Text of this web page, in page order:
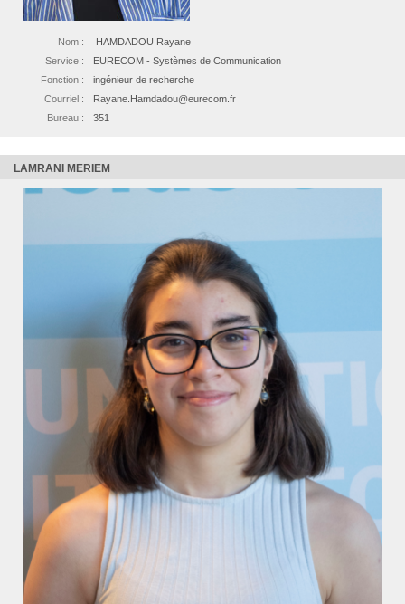
Nom :
HAMDADOU Rayane
Service :
EURECOM - Systèmes de Communication
Fonction :
ingénieur de recherche
Courriel :
Rayane.Hamdadou@eurecom.fr
Bureau :
351
LAMRANI MERIEM